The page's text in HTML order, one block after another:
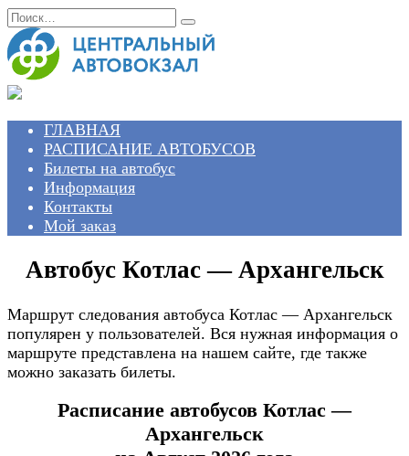
Перейти
к
содержанию
Search
for:
ГЛАВНАЯ
РАСПИСАНИЕ АВТОБУСОВ
Билеты на автобус
Информация
Контакты
Мой заказ
Автобус Котлас — Архангельск
Маршрут следования автобуса Котлас — Архангельск
популярен у пользователей. Вся нужная информация о
маршруте представлена на нашем сайте, где также
можно заказать билеты.
Расписание автобусов Котлас —
Архангельск